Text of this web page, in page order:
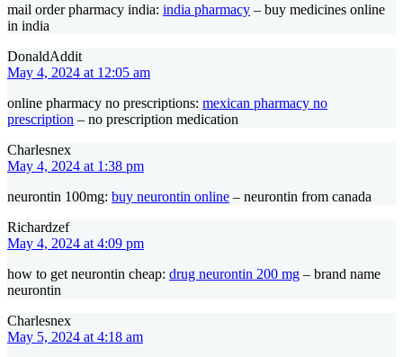
mail order pharmacy india: india pharmacy – buy medicines online
in india
DonaldAddit
May 4, 2024 at 12:05 am
online pharmacy no prescriptions: mexican pharmacy no
prescription – no prescription medication
Charlesnex
May 4, 2024 at 1:38 pm
neurontin 100mg: buy neurontin online – neurontin from canada
Richardzef
May 4, 2024 at 4:09 pm
how to get neurontin cheap: drug neurontin 200 mg – brand name
neurontin
Charlesnex
May 5, 2024 at 4:18 am